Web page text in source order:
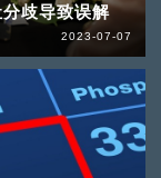
歧导致误解
2023-07-07